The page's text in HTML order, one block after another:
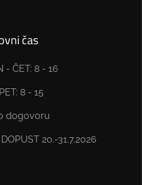
čas
- ČET: 8 - 16
PET: 8 - 15
dogovoru
20.-31.7.2026